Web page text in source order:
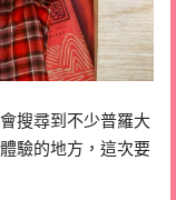
搜尋到不少普羅大
驗的地方，這次要